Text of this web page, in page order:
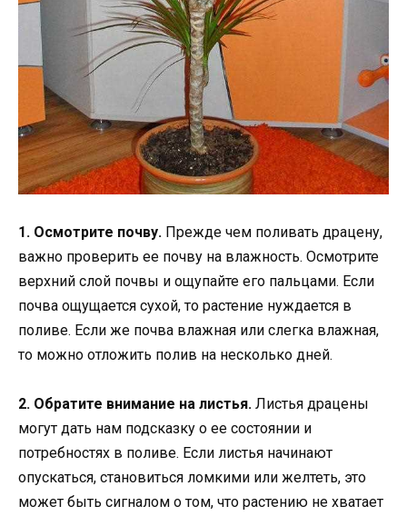
1. Осмотрите почву. Прежде чем поливать драцену,
важно проверить ее почву на влажность. Осмотрите
верхний слой почвы и ощупайте его пальцами. Если
почва ощущается сухой, то растение нуждается в
поливе. Если же почва влажная или слегка влажная,
то можно отложить полив на несколько дней.
2. Обратите внимание на листья. Листья драцены
могут дать нам подсказку о ее состоянии и
потребностях в поливе. Если листья начинают
опускаться, становиться ломкими или желтеть, это
может быть сигналом о том, что растению не хватает